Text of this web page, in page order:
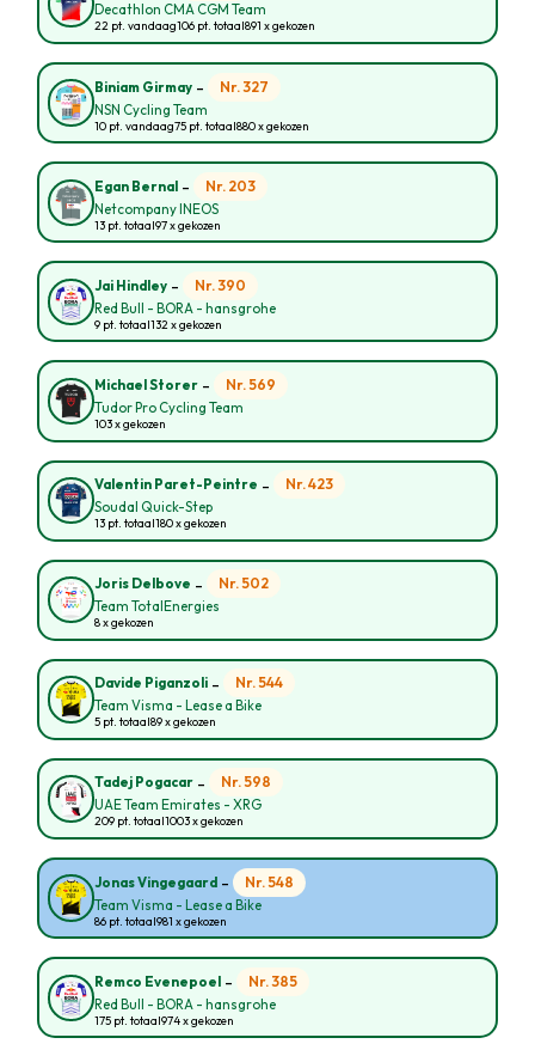
Decathlon CMA CGM Team
22 pt. vandaag106 pt. totaal891 x gekozen
Biniam Girmay - Nr. 327
NSN Cycling Team
10 pt. vandaag75 pt. totaal880 x gekozen
Egan Bernal - Nr. 203
Netcompany INEOS
13 pt. totaal97 x gekozen
Jai Hindley - Nr. 390
Red Bull - BORA - hansgrohe
9 pt. totaal132 x gekozen
Michael Storer - Nr. 569
Tudor Pro Cycling Team
103 x gekozen
Valentin Paret-Peintre - Nr. 423
Soudal Quick-Step
13 pt. totaal180 x gekozen
Joris Delbove - Nr. 502
Team TotalEnergies
8 x gekozen
Davide Piganzoli - Nr. 544
Team Visma - Lease a Bike
5 pt. totaal89 x gekozen
Tadej Pogacar - Nr. 598
UAE Team Emirates - XRG
209 pt. totaal1003 x gekozen
Jonas Vingegaard - Nr. 548
Team Visma - Lease a Bike
86 pt. totaal981 x gekozen
Remco Evenepoel - Nr. 385
Red Bull - BORA - hansgrohe
175 pt. totaal974 x gekozen